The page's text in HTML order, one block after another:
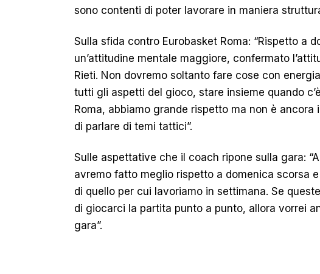
sono contenti di poter lavorare in maniera
Sulla sfida contro Eurobasket Roma: “Rispetto a
un’attitudine mentale maggiore, confermato
Rieti. Non dovremo soltanto fare cose con
tutti gli aspetti del gioco, stare insieme quando
Roma, abbiamo grande rispetto ma non è
di parlare di temi tattici”.
Sulle aspettative che il coach ripone sulla gara:
avremo fatto meglio rispetto a domenica scorsa
di quello per cui lavoriamo in settimana. Se
di giocarci la partita punto a punto, allora vorrei
gara”.